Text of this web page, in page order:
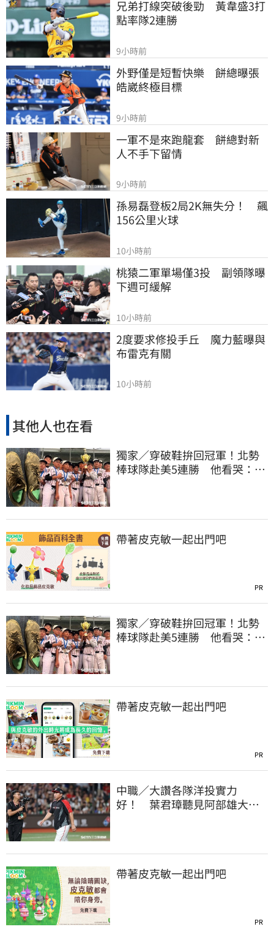
兄弟打線突破後勁　黃韋盛3打
點率隊2連勝
9小時前
外野僅是短暫快樂　餅總曝張
皓崴終極目標
9小時前
一軍不是來跑龍套　餅總對新
人不手下留情
9小時前
孫易磊登板2局2K無失分！　飆
156公里火球
10小時前
桃猿二軍單場僅3投　副領隊曝
下週可緩解
10小時前
2度要求修投手丘　魔力藍曝與
布雷克有關
10小時前
其他人也在看
獨家／穿破鞋拚回冠軍！北勢
棒球隊赴美5連勝 他看哭：台
帶著皮克敏一起出門吧
PR
獨家／穿破鞋拚回冠軍！北勢
棒球隊赴美5連勝 他看哭：台
帶著皮克敏一起出門吧
PR
中職／大讚各隊洋投實力
好！ 葉君璋聽見阿部雄大被
帶著皮克敏一起出門吧
PR